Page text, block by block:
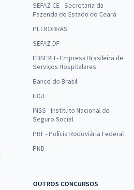
SEFAZ CE - Secretaria da
Fazenda do Estado do Ceará
PETROBRAS
SEFAZ DF
EBSERH - Empresa Brasileira de
Serviços Hospitalares
Banco do Brasil
IBGE
INSS - Instituto Nacional do
Seguro Social
PRF - Polícia Rodoviária Federal
PND
OUTROS CONCURSOS